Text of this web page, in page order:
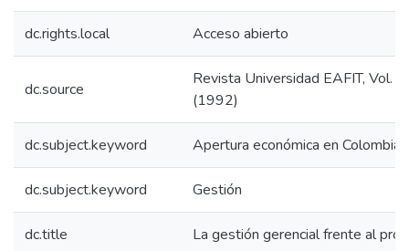
dc.rights.local Acceso abierto
dc.source
Revista Universidad EAFIT, Vol.
(1992)
dc.subject.keyword Apertura económica en Colombia
dc.subject.keyword Gestión
dc.title La gestión gerencial frente al